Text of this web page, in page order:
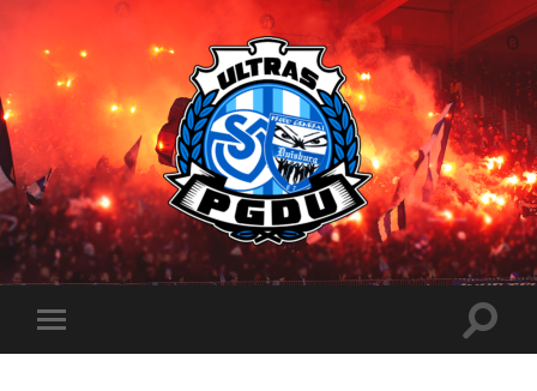
Proud
Generation
Duisburg
Mobile-
Menü